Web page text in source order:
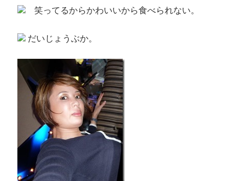
笑ってるからかわいいから食べられない。
だいじょうぶか。